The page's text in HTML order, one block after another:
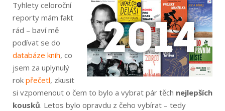
Tyhlety celoroční
reporty mám fakt
rád – baví mě
podívat se do
databáze knih, co
jsem za uplynulý
rok přečetl, zkusit
si vzpomenout o čem to bylo a vybrat pár těch nejlepších
kousků. Letos bylo opravdu z čeho vybírat – tedy